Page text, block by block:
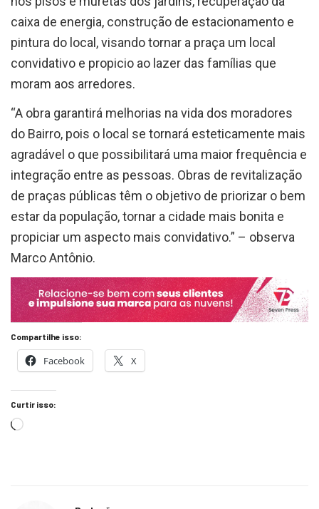
caixa de energia, construção de estacionamento e
pintura do local, visando tornar a praça um local
convidativo e propicio ao lazer das famílias que
moram aos arredores.
“A obra garantirá melhorias na vida dos moradores
do Bairro, pois o local se tornará esteticamente mais
agradável o que possibilitará uma maior frequência e
integração entre as pessoas. Obras de revitalização
de praças públicas têm o objetivo de priorizar o bem
estar da população, tornar a cidade mais bonita e
propiciar um aspecto mais convidativo.” – observa
Marco Antônio.
Compartilhe isso:
Facebook X
Curtir isso: